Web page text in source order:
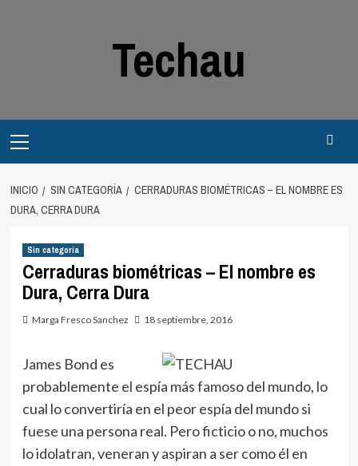
Techau
principal
INICIO SIN CATEGORÍA
CERRADURAS BIOMÉTRICAS – EL NOMBRE ES
DURA, CERRA DURA
Sin categoría
Cerraduras biométricas – El nombre es
Dura, Cerra Dura
Marga Fresco Sanchez 18 septiembre, 2016
James Bond es
probablemente el espía más famoso del mundo, lo
cual lo convertiría en el peor espía del mundo si
fuese una persona real. Pero ficticio o no, muchos
lo idolatran, veneran y aspiran a ser como él en